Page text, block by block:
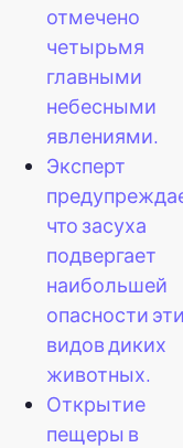
отмечено
четырьмя
главными
небесными
явлениями.
Эксперт
что засуха
подвергает
наибольшей
опасности
видов диких
животных.
Открытие
пещеры в